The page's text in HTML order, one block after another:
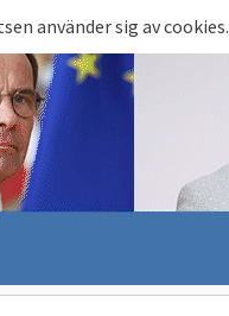
använder sig av cookies.